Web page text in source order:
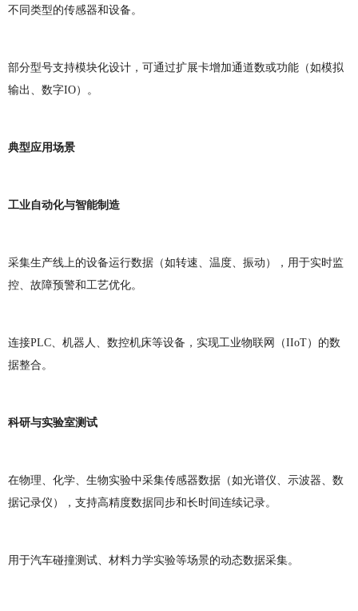
不同类型的传感器和设备。
部分型号支持模块化设计，可通过扩展卡增加通道数或功能（如模拟
输出、数字IO）。
典型应用场景
工业自动化与智能制造
采集生产线上的设备运行数据（如转速、温度、振动），用于实时监
控、故障预警和工艺优化。
连接PLC、机器人、数控机床等设备，实现工业物联网（IIoT）的数
据整合。
科研与实验室测试
在物理、化学、生物实验中采集传感器数据（如光谱仪、示波器、数
据记录仪），支持高精度数据同步和长时间连续记录。
用于汽车碰撞测试、材料力学实验等场景的动态数据采集。